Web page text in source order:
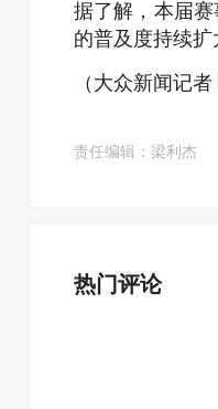
据了解，本届
的普及度持续扩
（大众新闻记
责任编辑：梁利杰
热门评论